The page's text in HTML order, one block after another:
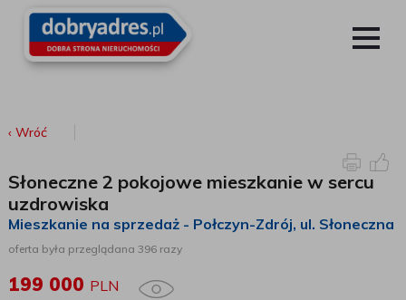
‹ Wróć
Słoneczne 2 pokojowe mieszkanie w sercu
uzdrowiska
Mieszkanie na sprzedaż - Połczyn-Zdrój, ul. Słoneczna
oferta była przeglądana 396 razy
199 000 PLN